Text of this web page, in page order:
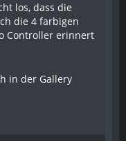
los, dass die
die 4 farbigen
Controller erinnert
in der Gallery